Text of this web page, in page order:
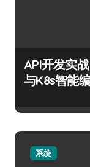
API开发实
与K8s智能
系统